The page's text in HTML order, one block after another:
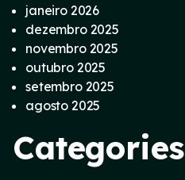
janeiro 2026
dezembro 2025
novembro 2025
outubro 2025
setembro 2025
agosto 2025
Categories